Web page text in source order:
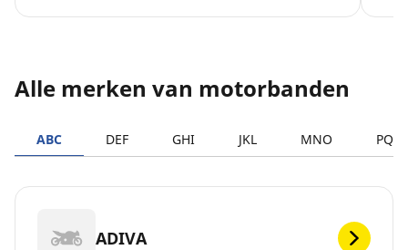
Alle merken van motorbanden
ABC DEF GHI JKL MNO PQRS
ADIVA